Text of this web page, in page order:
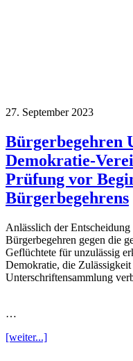
27. September 2023
Bürgerbegehren
Demokratie-
Prüfung vor
Bürgerbegehrens
Anlässlich der
Bürgerbegehren gegen die
Geflüchtete für unzulässig
Demokratie, die
Unterschriftensammlung
…
[weiter...]